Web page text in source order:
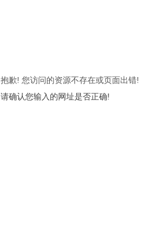
抱歉! 您访问的资源不存在或页面出错!
请确认您输入的网址是否正确!